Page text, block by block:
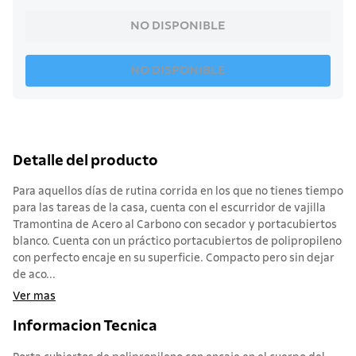
NO DISPONIBLE
NO DISPONIBLE
Detalle del producto
Para aquellos días de rutina corrida en los que no tienes tiempo
para las tareas de la casa, cuenta con el escurridor de vajilla
Tramontina de Acero al Carbono con secador y portacubiertos
blanco. Cuenta con un práctico portacubiertos de polipropileno
con perfecto encaje en su superficie. Compacto pero sin dejar
de aco...
Ver mas
Informacion Tecnica